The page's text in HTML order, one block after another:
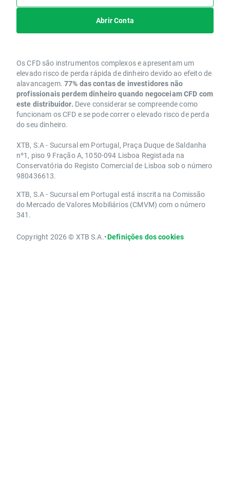
Abrir Conta
Os CFD são instrumentos complexos e apresentam um
elevado risco de perda rápida de dinheiro devido ao efeito de
alavancagem. 77% das contas de investidores não
profissionais perdem dinheiro quando negoceiam CFD com
este distribuidor. Deve considerar se compreende como
funcionam os CFD e se pode correr o elevado risco de perda
do seu dinheiro.
XTB, S.A - Sucursal em Portugal, Praça Duque de Saldanha
nº1, piso 9 Fração A, 1050-094 Lisboa Registada na
Conservatória do Registo Comercial de Lisboa sob o número
980436613.
XTB, S.A - Sucursal em Portugal está inscrita na Comissão
do Mercado de Valores Mobiliários (CMVM) com o número
341.
Copyright 2026 © XTB S.A.•Definições dos cookies